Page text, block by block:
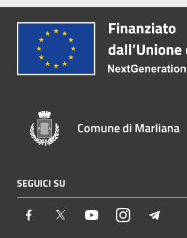
Comune di Marliana
SEGUICI SU
Facebook Twitter YoutubeInstagram